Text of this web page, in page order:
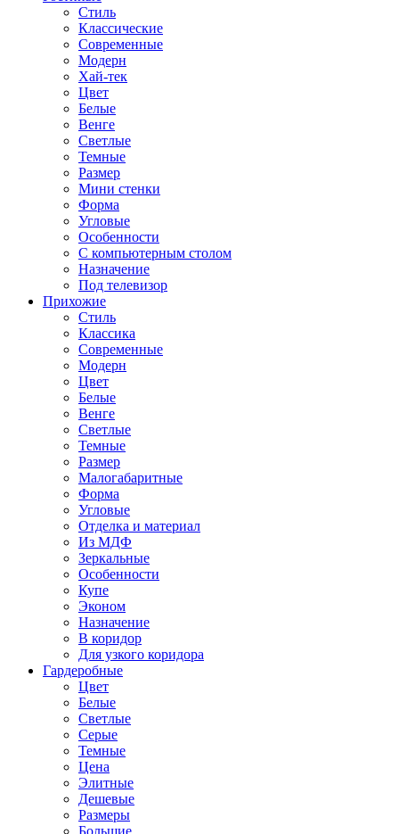
Стиль
Классические
Современные
Модерн
Хай-тек
Цвет
Белые
Венге
Светлые
Темные
Размер
Мини стенки
Форма
Угловые
Особенности
С компьютерным столом
Назначение
Под телевизор
Прихожие
Стиль
Классика
Современные
Модерн
Цвет
Белые
Венге
Светлые
Темные
Размер
Малогабаритные
Форма
Угловые
Отделка и материал
Из МДФ
Зеркальные
Особенности
Купе
Эконом
Назначение
В коридор
Для узкого коридора
Гардеробные
Цвет
Белые
Светлые
Серые
Темные
Цена
Элитные
Дешевые
Размеры
Большие